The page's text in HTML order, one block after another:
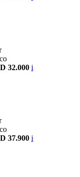
32.000 i
37.900 i